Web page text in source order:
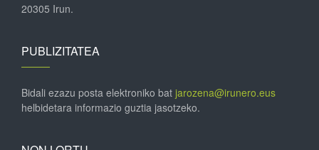
20305 Irun.
PUBLIZITATEA
Bidali ezazu posta elektroniko bat jarozena@irunero.eus
helbidetara informazio guztia jasotzeko.